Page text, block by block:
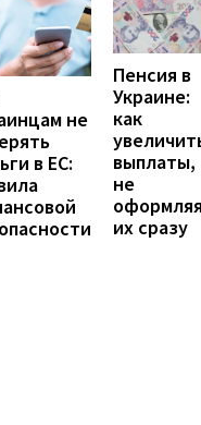
не
в ЕС:
Пенсия в
Украине:
как
выплаты,
не
их сразу